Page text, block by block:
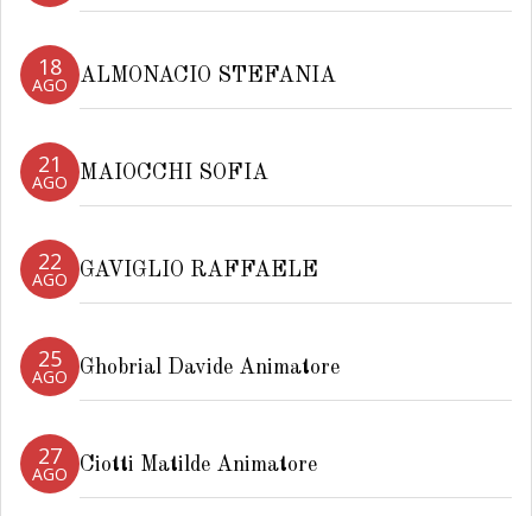
18
AGO ALMONACIO STEFANIA
21
AGO MAIOCCHI SOFIA
22
AGO GAVIGLIO RAFFAELE
25
AGO Ghobrial Davide Animatore
27
AGO Ciotti Matilde Animatore